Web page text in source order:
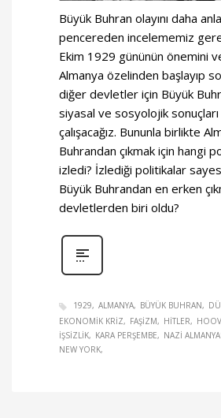
Büyük Buhran olayını daha
pencereden incelememiz
Ekim 1929 gününün önemini
Almanya özelinden başlayıp
diğer devletler için Büyük
siyasal ve sosyolojik
çalışacağız. Bununla birlikte
Buhrandan çıkmak için hangi
izledi? İzlediği politikalar
Büyük Buhrandan en erken
devletlerden biri oldu?
1929 ALMANYA BÜYÜK BUHRAN
EKONOMIK KRIZ
FAŞIZM HITLER
IŞSIZLIK
KARA PERŞEMBE NAZI
NEW YORK